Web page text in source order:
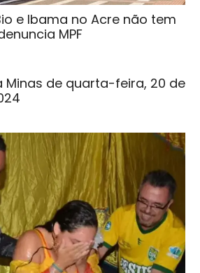
e Ibama no Acre não tem
MPF
Minas de quarta-feira, 20 de